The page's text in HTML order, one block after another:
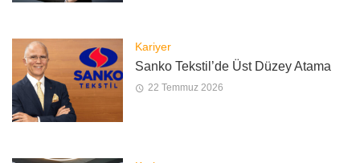
Kariyer
Sanko Tekstil’de Üst Düzey Atama
22 Temmuz 2026